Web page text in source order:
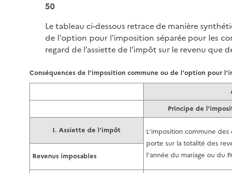
50
Le tableau ci-dessous retrace de manière
de l'option pour l'imposition séparée pour les
regard de l’assiette de l’impôt sur le revenu que
Principe de
I. Assiette de l'impôt
L'imposition commune
porte sur la totalité des
l'année du mariage ou du
Revenus imposables
Conséquences de l'imposition commune ou de l'option pour